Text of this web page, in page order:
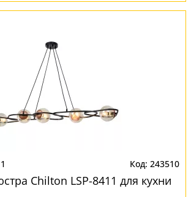
243510
Chilton LSP-8411 для кухни